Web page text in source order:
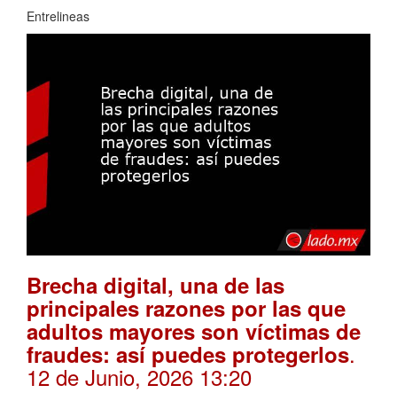
Entrelineas
Brecha digital, una de las
principales razones por las que
adultos mayores son víctimas de
fraudes: así puedes protegerlos.
12 de Junio, 2026 13:20